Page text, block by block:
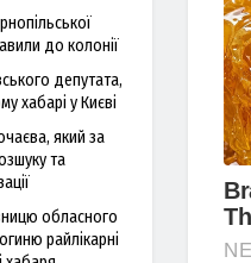
до колонії
депутата,
хабарі у Києві
який за
та
обласного
райлікарні